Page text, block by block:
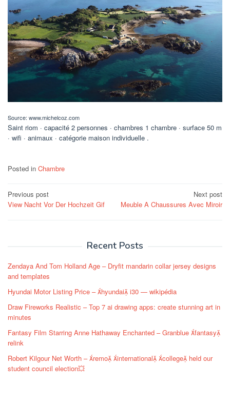
Source: www.michelcoz.com
Saint riom · capacité 2 personnes · chambres 1 chambre · surface 50 m
· wifi · animaux · catégorie maison individuelle .
Posted in Chambre
Post
navigation
Previous post
View Nacht Vor Der Hochzeit Gif
Next post
Meuble A Chaussures Avec Miroir
Recent Posts
Zendaya And Tom Holland Age – Dryfit mandarin collar jersey designs
and templates
Hyundai Motor Listing Price – hyundai i30 — wikipédia
Draw Fireworks Realistic – Top 7 ai drawing apps: create stunning art in
minutes
Fantasy Film Starring Anne Hathaway Enchanted – Granblue fantasy
relink
Robert Kilgour Net Worth – remo international college held our
student council election💥